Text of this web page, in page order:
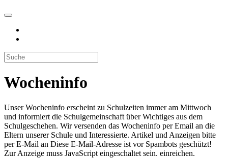
Wocheninfo
Unser Wocheninfo erscheint zu Schulzeiten immer am Mittwoch
und informiert die Schulgemeinschaft über Wichtiges aus dem
Schulgeschehen. Wir versenden das Wocheninfo per Email an die
Eltern unserer Schule und Interessierte. Artikel und Anzeigen bitte
per E-Mail an Diese E-Mail-Adresse ist vor Spambots geschützt!
Zur Anzeige muss JavaScript eingeschaltet sein. einreichen.